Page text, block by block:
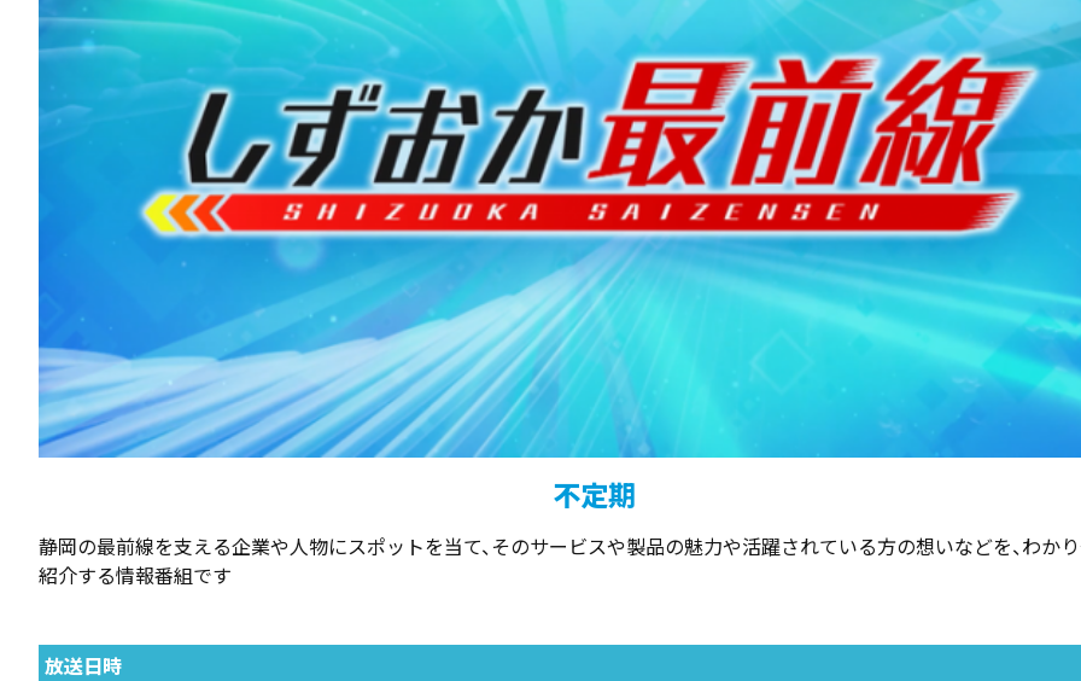
不定期
静岡の最前線を支える企業や人物にスポットを当て、そのサービスや製品の魅力や活躍されている方の想いなどを、わか
紹介する情報番組です
放送日時